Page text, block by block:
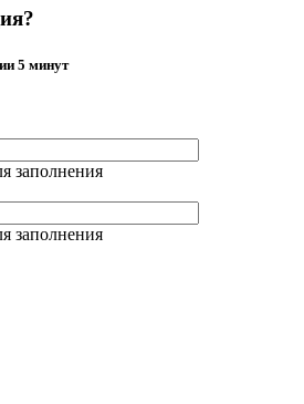
5 минут
заполнения
заполнения